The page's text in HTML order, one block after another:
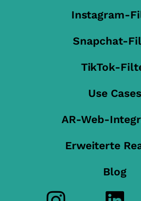
Instagram-
Snapchat-
TikTok-
Use Cases
AR-Web-
Erweiterte
Blog